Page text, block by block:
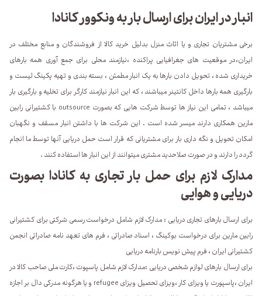
انبار در ایران برای ارسال بار به ونکوور کانادا
برخی مشتریان تجاری و یا اثاث منزل بدلیل خرید کالا از فروشندگان و منابع مختلف در
ایران،در موقعیت های جغرافیایی پراکنده ،نیازمند محلی برای جمع آوری همه بارهای
خریداری شده ، تحویل دادن بارها به یک انبار مطمئن ، بسته بندی و تهیه پکینگ لیست و
بارگیری همه بارها داخل کانتینر میباشند ، که این انبار نیازمند کارگر برای تخلیه و بارگیری بار
میباشد ، تمامی این نیاز ها توسط شرکت هایی که بصورت outsource با کشتیرانی رابین
مارین همکاری دارند میسر شده است . این شرکت ها با داشتن انبار مسقف و نگهبان
امکان تحویل و نگه داری بار برای مشتریانی که قرار است حمل دریایی آنها توسط ما انجام
گردد را دارند و در صورت صلاحدید مشتری میتوانند از این انبار ها استفاده کنند .
مدارک لازم برای حمل بار تجاری به کانادا بصورت
دریایی و هوایی
برای ارسال بارهای تجاری دریایی : مدارک لازم شامل درخواست رسمی شرکتی برای کشتیرانی
رابین مارین برای درخواست بوکینگ ، اسناد صادراتی ، فرم های تعهد نامه صادراتی انجمن
کشتیرانی ایران ، فرم پیش نویس بارنامه دریایی
برای ارسال بارهای لوازم شخصی دریایی :مدارک لازم شامل پاسپوت ،کارت ملی صاحب کالا در
ایران ،پاسپورت یا ویزای کار ،ویزای تحصیل ویزای refugee و یا هرگونه مدرکی دال بر اجازه